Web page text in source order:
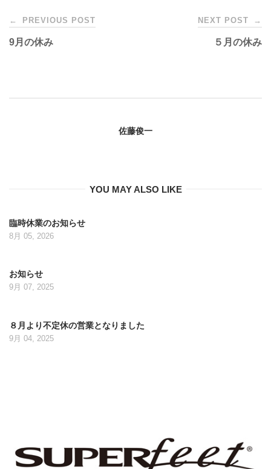
Post
navigation
← PREVIOUS POST
9月の休み
NEXT POST →
５月の休み
佐藤俊一
YOU MAY ALSO LIKE
臨時休業のお知らせ
8月 05, 2026
お知らせ
9月 07, 2025
８月より不定休の営業となりました
9月 04, 2025